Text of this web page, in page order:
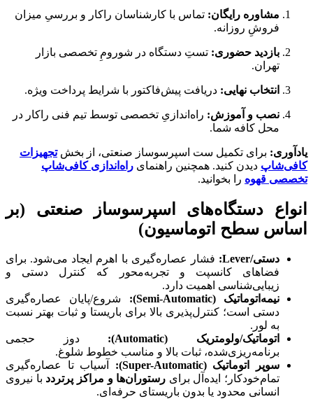
مشاوره رایگان: تماس با کارشناسان راکار و بررسیِ میزان
فروشِ روزانه.
بازدید حضوری: تستِ دستگاه در شورومِ تخصصی بازار
تهران.
انتخاب نهایی: دریافت پیش‌فاکتور با شرایط پرداخت ویژه.
نصب و آموزش: راه‌اندازیِ تخصصی توسط تیم فنی راکار در
محل کافه شما.
یادآوری: برای تکمیل ست اسپرسوساز صنعتی، از بخشتجهیزات
کافی‌شاپ دیدن کنید. همچنین راهنمای راه‌اندازی کافی‌شاپ
تخصصی قهوه را بخوانید.
انواع دستگاه‌های اسپرسوساز صنعتی (بر
اساس سطح اتوماسیون)
دستی/Lever:
فشار عصاره‌گیری با اهرم ایجاد می‌شود. برای
فضاهای کانسپت و تجربه‌محور که کنترل دستی و
زیبایی‌شناسی اهمیت دارد.
نیمه‌اتوماتیک (Semi-Automatic):
شروع/پایان عصاره‌گیری
دستی است؛ کنترل‌پذیری بالا برای باریستا و ثبات بهتر نسبت
به لور.
اتوماتیک/ولومتریک (Automatic):
دوز حجمی
برنامه‌ریزی‌شده، ثبات بالا و مناسب خطوط شلوغ.
سوپر اتوماتیک (Super-Automatic):
آسیاب تا عصاره‌گیری
تمام‌خودکار؛ ایده‌آل برای رستوران‌ها و مراکز پرتردد با نیروی
انسانی محدود یا بدون باریستای حرفه‌ای.